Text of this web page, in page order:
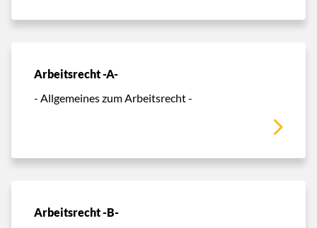
Arbeitsrecht -A-
- Allgemeines zum Arbeitsrecht -
Arbeitsrecht -B-